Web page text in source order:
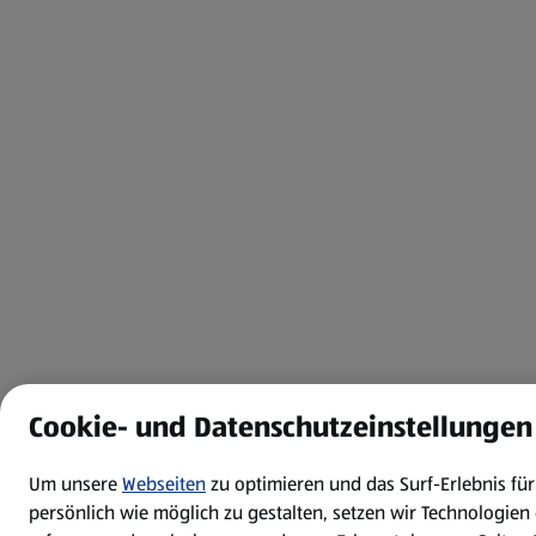
Cookie- und Datenschutzeinstellungen
Um unsereWebseitenzu optimieren und das Surf-Erlebnis
persönlich wie möglich zu gestalten, setzen wir